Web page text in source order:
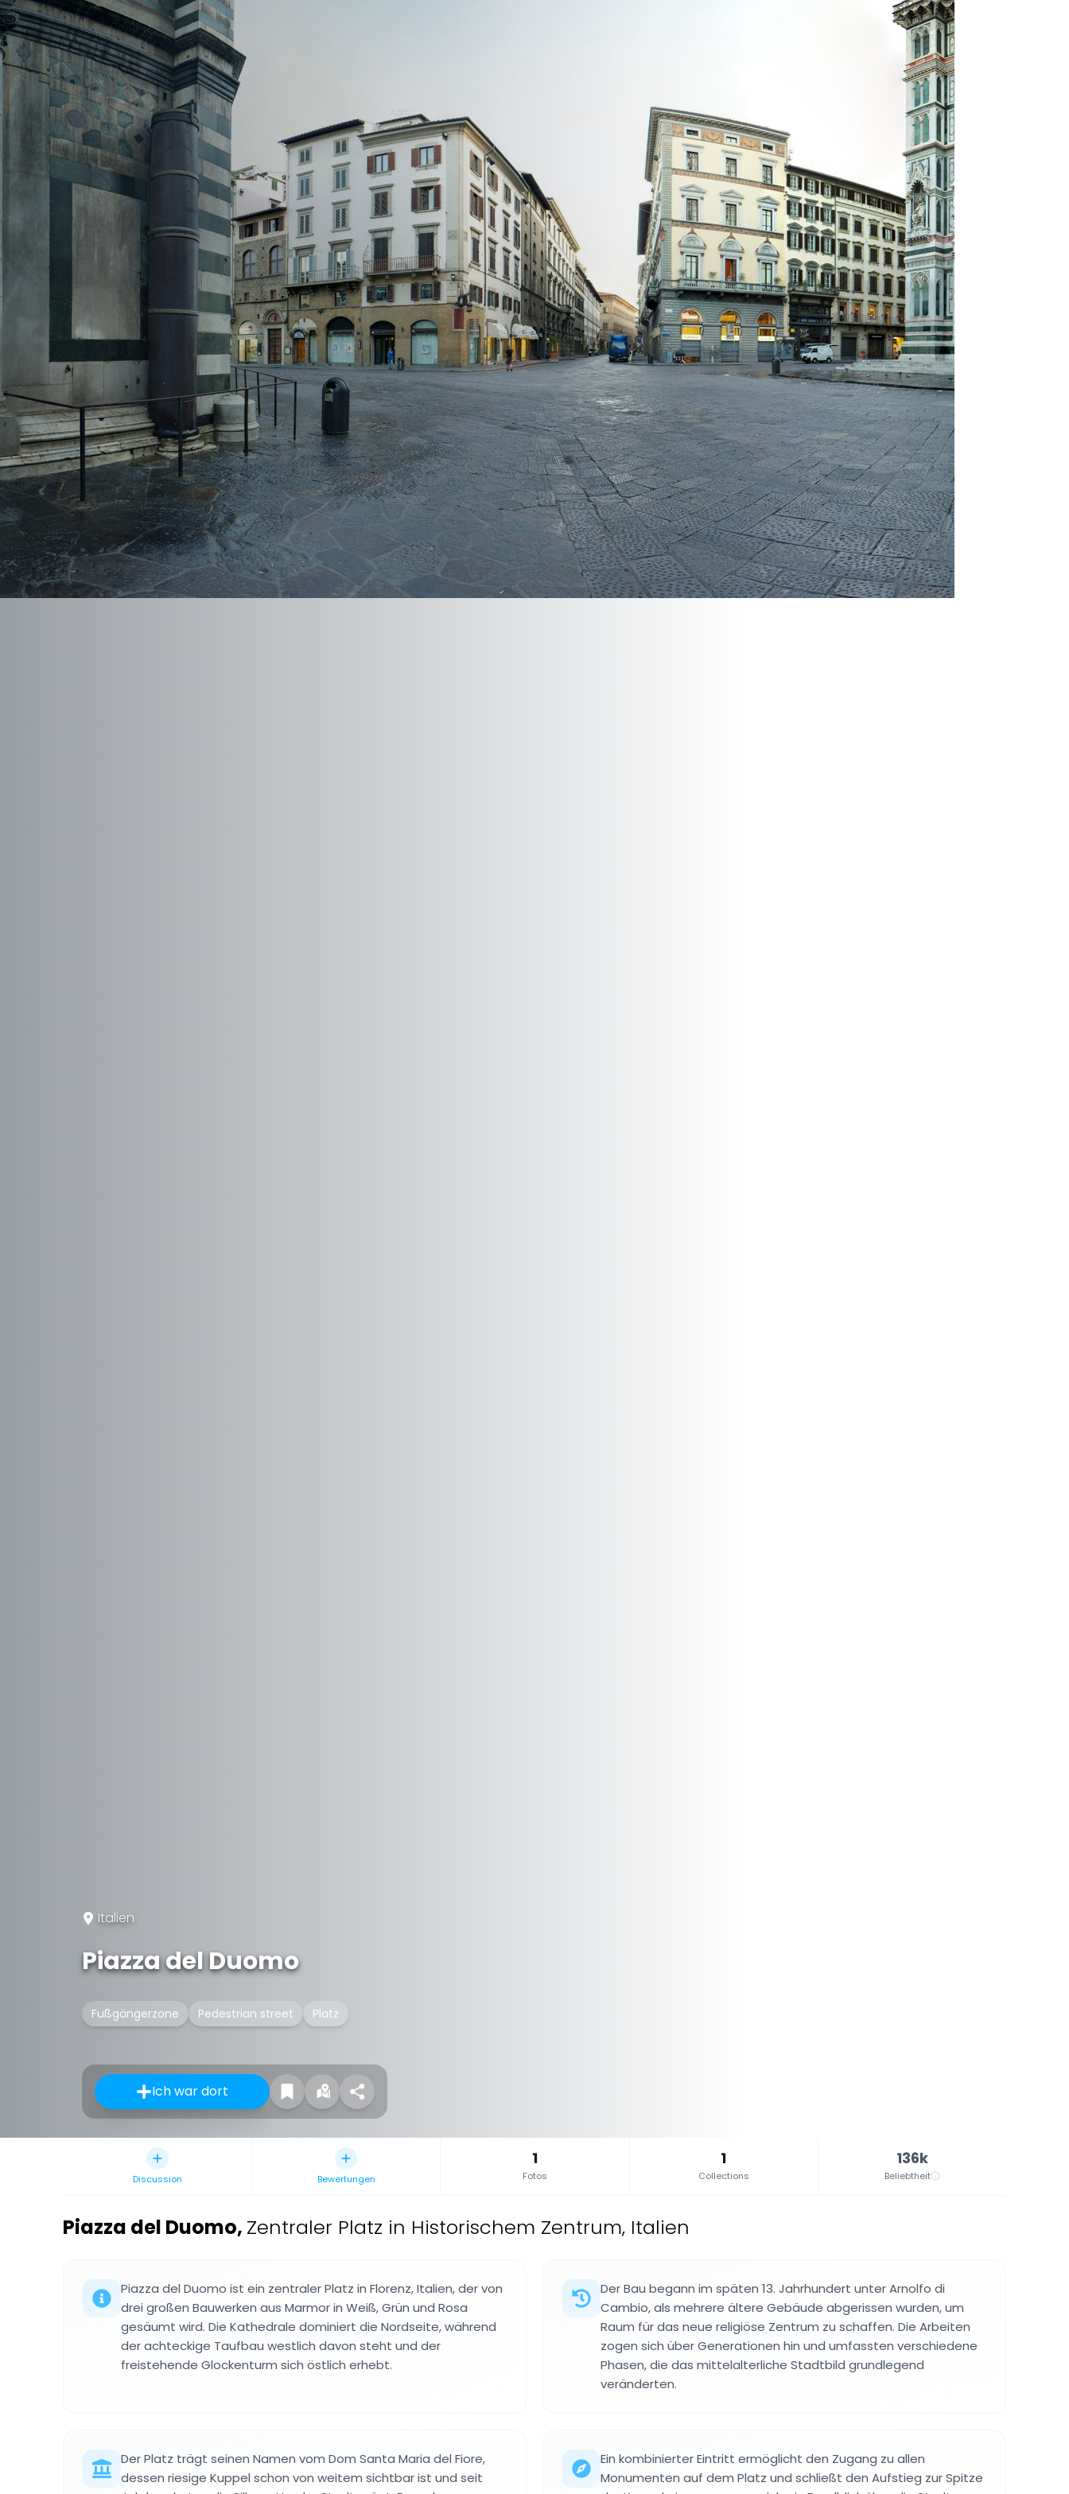
Italien
Piazza del Duomo
Fußgängerzone Pedestrian street Platz
Ich war dort
Discussion Bewertungen
1
Fotos
1
Collections
136k
Beliebtheit
Piazza del Duomo, Zentraler Platz in Historischem Zentrum, Italien
Piazza del Duomo ist ein zentraler Platz in Florenz, Italien, der von
drei großen Bauwerken aus Marmor in Weiß, Grün und Rosa
gesäumt wird. Die Kathedrale dominiert die Nordseite, während
der achteckige Taufbau westlich davon steht und der
freistehende Glockenturm sich östlich erhebt.
Der Bau begann im späten 13. Jahrhundert unter Arnolfo di
Cambio, als mehrere ältere Gebäude abgerissen wurden, um
Raum für das neue religiöse Zentrum zu schaffen. Die Arbeiten
zogen sich über Generationen hin und umfassten verschiedene
Phasen, die das mittelalterliche Stadtbild grundlegend
veränderten.
Der Platz trägt seinen Namen vom Dom Santa Maria del Fiore,
dessen riesige Kuppel schon von weitem sichtbar ist und seit
Ein kombinierter Eintritt ermöglicht den Zugang zu allen
Monumenten auf dem Platz und schließt den Aufstieg zur Spitze